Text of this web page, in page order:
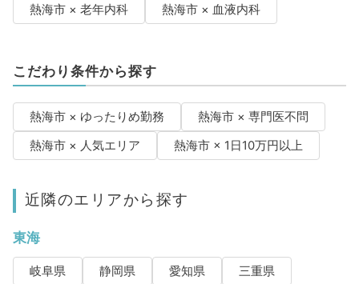
熱海市 × 老年内科
熱海市 × 血液内科
こだわり条件から探す
熱海市 × ゆったりめ勤務
熱海市 × 専門医不問
熱海市 × 人気エリア
熱海市 × 1日10万円以上
近隣のエリアから探す
東海
岐阜県 静岡県 愛知県 三重県